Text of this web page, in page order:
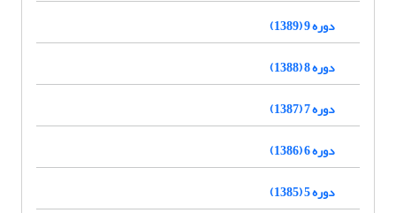
دوره 9 (1389)
دوره 8 (1388)
دوره 7 (1387)
دوره 6 (1386)
دوره 5 (1385)